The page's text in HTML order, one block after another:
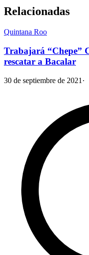
Relacionadas
Quintana Roo
Trabajará “Chepe”
rescatar a Bacalar
30 de septiembre de 2021 ·